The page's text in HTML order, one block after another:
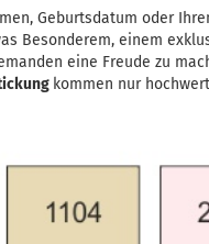
Geburtsdatum oder
Besonderem, einem
eine Freude zu
kommen nur